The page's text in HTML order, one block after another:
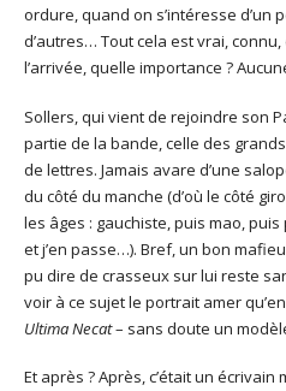
ordure, quand on s’intéresse d’un
d’autres… Tout cela est vrai,
l’arrivée, quelle importance ?
Sollers, qui vient de rejoindre son
partie de la bande, celle des
de lettres. Jamais avare d’une
du côté du manche (d’où le côté
les âges : gauchiste, puis mao,
et j’en passe…). Bref, un bon
pu dire de crasseux sur lui reste
voir à ce sujet le portrait amer
Ultima Necat– sans doute un
Et après ? Après, c’était un écrivain